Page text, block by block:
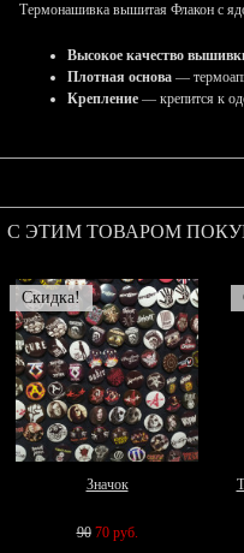
Термонашивка вышитая Флакон с
Высокое качество
Плотная основа —
Крепление — крепится к
С ЭТИМ ТОВАРОМ
Скидка!
Значок
90 70 руб.